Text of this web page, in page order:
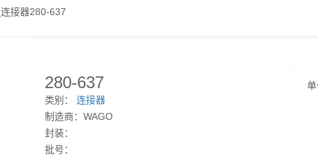
接器280-637
280-637
类别： 连接器
制造商：WAGO
封装：
批号：